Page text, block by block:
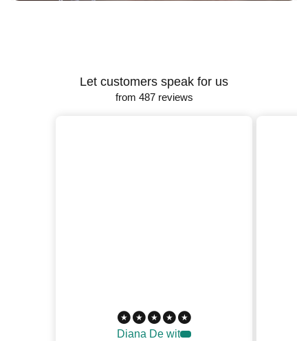
Let customers speak for us
from 487 reviews
Diana De wit